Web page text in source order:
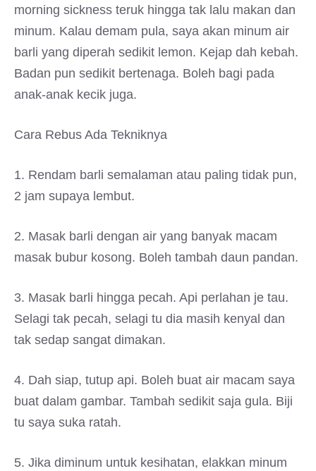
morning sickness teruk hingga tak lalu makan dan
minum. Kalau demam pula, saya akan minum air
barli yang diperah sedikit lemon. Kejap dah kebah.
Badan pun sedikit bertenaga. Boleh bagi pada
anak-anak kecik juga.
Cara Rebus Ada Tekniknya
1. Rendam barli semalaman atau paling tidak pun,
2 jam supaya lembut.
2. Masak barli dengan air yang banyak macam
masak bubur kosong. Boleh tambah daun pandan.
3. Masak barli hingga pecah. Api perlahan je tau.
Selagi tak pecah, selagi tu dia masih kenyal dan
tak sedap sangat dimakan.
4. Dah siap, tutup api. Boleh buat air macam saya
buat dalam gambar. Tambah sedikit saja gula. Biji
tu saya suka ratah.
5. Jika diminum untuk kesihatan, elakkan minum